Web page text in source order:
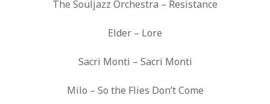
The Souljazz Orchestra – Resistance
Elder – Lore
Sacri Monti – Sacri Monti
Milo – So the Flies Don’t Come